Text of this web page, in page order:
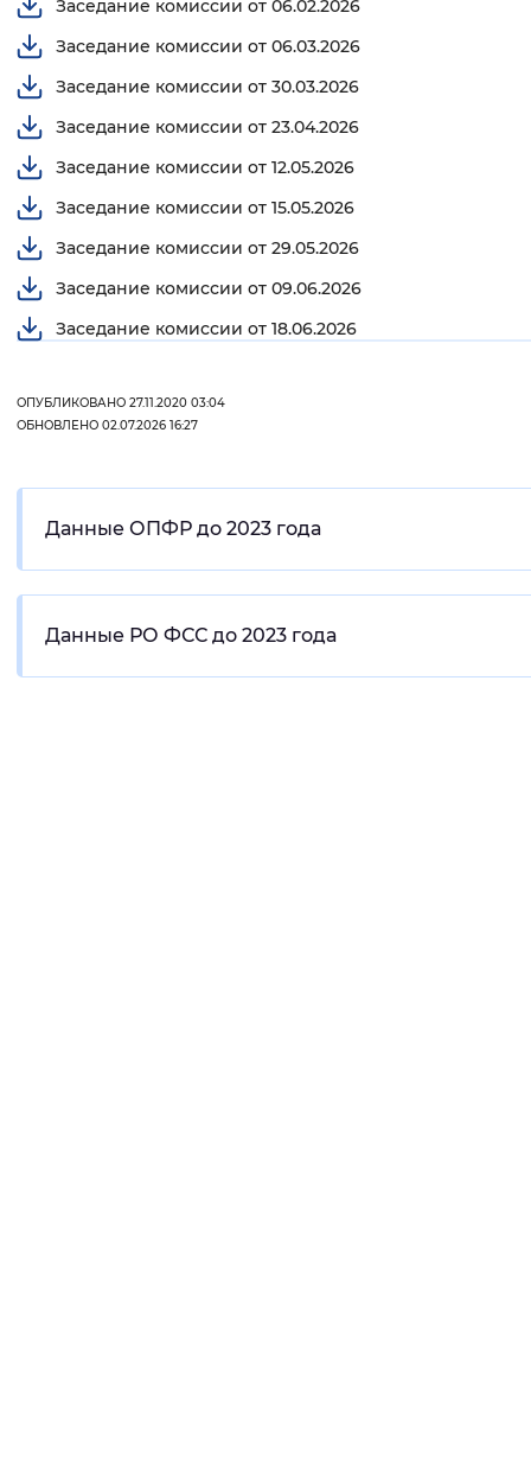
Заседание комиссии от 06.02.2026
Заседание комиссии от 06.03.2026
Заседание комиссии от 30.03.2026
Заседание комиссии от 23.04.2026
Заседание комиссии от 12.05.2026
Заседание комиссии от 15.05.2026
Заседание комиссии от 29.05.2026
Заседание комиссии от 09.06.2026
Заседание комиссии от 18.06.2026
ОПУБЛИКОВАНО 27.11.2020 03:04
ОБНОВЛЕНО 02.07.2026 16:27
Данные ОПФР до 2023 года
Данные РО ФСС до 2023 года